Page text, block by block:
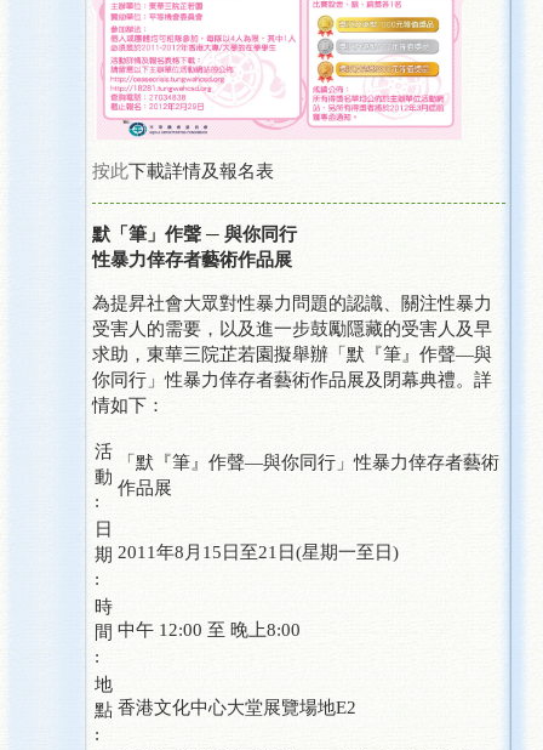
按此下載詳情及報名表
默「筆」作聲 ─ 與你同行
性暴力倖存者藝術作品展
為提昇社會大眾對性暴力問題的認識、關注性暴力
受害人的需要，以及進一步鼓勵隱藏的受害人及早
求助，東華三院芷若園擬舉辦「默『筆』作聲—與
你同行」性暴力倖存者藝術作品展及閉幕典禮。詳
情如下：
活
動
:
「默『筆』作聲—與你同行」性暴力倖存者藝術
作品展
日
期
:
2011年8月15日至21日(星期一至日)
時
間
:
中午 12:00 至 晚上8:00
地
點
:
香港文化中心大堂展覽場地E2